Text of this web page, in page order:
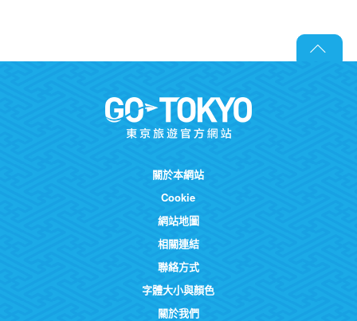
關於本網站
Cookie
網站地圖
相關連結
聯絡方式
字體大小與顏色
關於我們